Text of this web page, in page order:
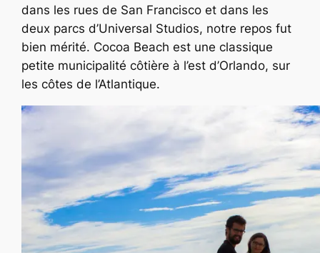
dans les rues de San Francisco et dans les
deux parcs d’Universal Studios, notre repos fut
bien mérité. Cocoa Beach est une classique
petite municipalité côtière à l’est d’Orlando, sur
les côtes de l’Atlantique.